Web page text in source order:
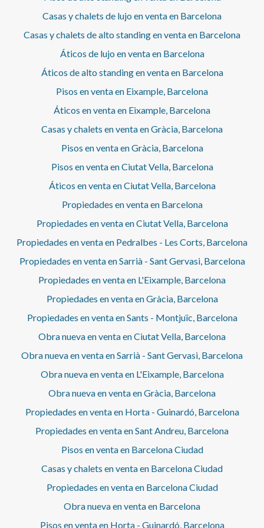
servicios tradicionales, enriqueciendo la experiencia de
quienes residen en este entorno codiciado y privilegiado.
¿Te imaginas vivir aquí? ¡Contáctanos y hablemos!
Casas y chalets de lujo en venta en Barcelona
Casas y chalets de alto standing en venta en Barcelona
Áticos de lujo en venta en Barcelona
Áticos de alto standing en venta en Barcelona
Pisos en venta en Eixample, Barcelona
Áticos en venta en Eixample, Barcelona
Casas y chalets en venta en Gràcia, Barcelona
Pisos en venta en Gràcia, Barcelona
Pisos en venta en Ciutat Vella, Barcelona
Áticos en venta en Ciutat Vella, Barcelona
Propiedades en venta en Barcelona
Propiedades en venta en Ciutat Vella, Barcelona
Propiedades en venta en Pedralbes - Les Corts, Barcelona
Propiedades en venta en Sarrià - Sant Gervasi, Barcelona
Propiedades en venta en L'Eixample, Barcelona
Propiedades en venta en Gràcia, Barcelona
Propiedades en venta en Sants - Montjuïc, Barcelona
Obra nueva en venta en Ciutat Vella, Barcelona
Obra nueva en venta en Sarrià - Sant Gervasi, Barcelona
Obra nueva en venta en L'Eixample, Barcelona
Obra nueva en venta en Gràcia, Barcelona
Propiedades en venta en Horta - Guinardó, Barcelona
Propiedades en venta en Sant Andreu, Barcelona
Pisos en venta en Barcelona Ciudad
Casas y chalets en venta en Barcelona Ciudad
Propiedades en venta en Barcelona Ciudad
Obra nueva en venta en Barcelona
Pisos en venta en Horta - Guinardó, Barcelona